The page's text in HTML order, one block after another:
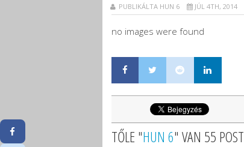
PUBLIKÁLTA HUN 6 JÚL 4TH, 2014
no images were found
TŐLE "HUN 6" VAN 55 POST